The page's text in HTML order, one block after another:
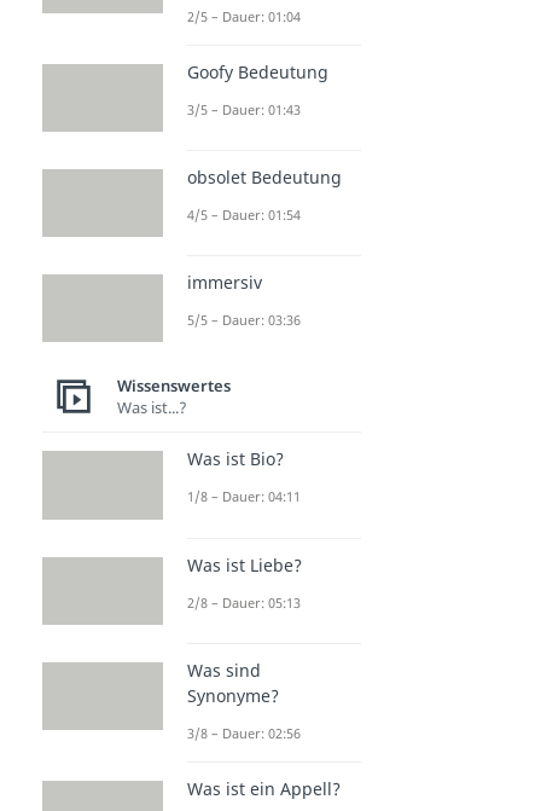
2/5 – Dauer: 01:04
Goofy Bedeutung
3/5 – Dauer: 01:43
obsolet Bedeutung
4/5 – Dauer: 01:54
immersiv
5/5 – Dauer: 03:36
Wissenswertes
Was ist...?
Was ist Bio?
1/8 – Dauer: 04:11
Was ist Liebe?
2/8 – Dauer: 05:13
Was sind
Synonyme?
3/8 – Dauer: 02:56
Was ist ein Appell?